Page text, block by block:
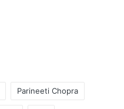
Parineeti Chopra